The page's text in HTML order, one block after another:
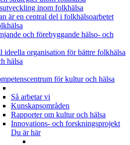
inom folkhälsa
är en central del i folkhälsoarbetet
och förebyggande hälso- och
ideella organisation för bättre folkhälsa
hälsa
för kultur och hälsa
Så arbetar vi
Kunskapsområden
Rapporter om kultur och hälsa
Innovations- och forskningsprojekt
Du är här